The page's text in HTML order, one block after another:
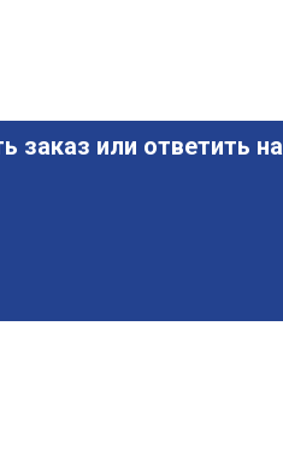
заказ или ответить на